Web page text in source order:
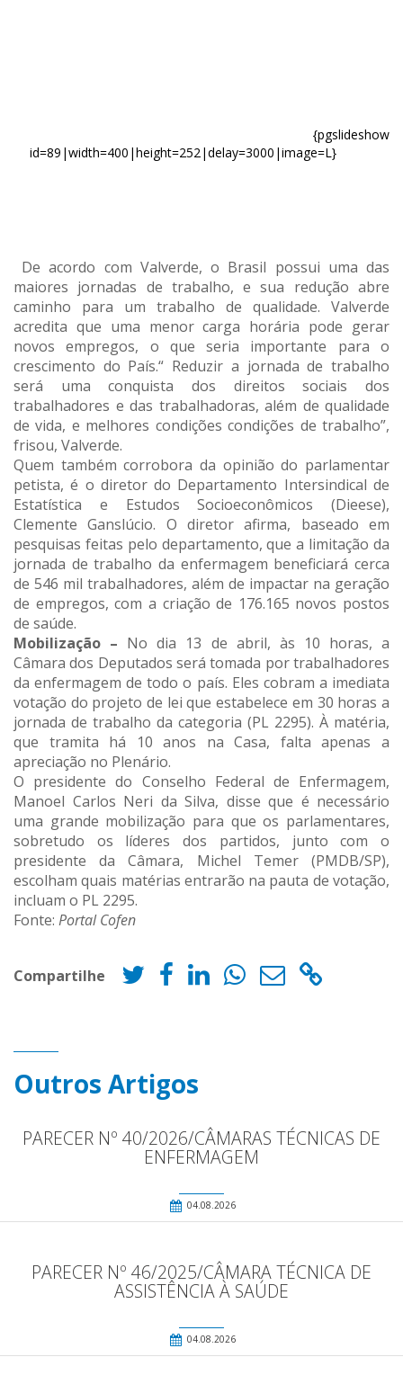
{pgslideshow
id=89|width=400|height=252|delay=3000|image=L}
De acordo com Valverde, o Brasil possui uma das
maiores jornadas de trabalho, e sua redução abre
caminho para um trabalho de qualidade. Valverde
acredita que uma menor carga horária pode gerar
novos empregos, o que seria importante para o
crescimento do País.“ Reduzir a jornada de trabalho
será uma conquista dos direitos sociais dos
trabalhadores e das trabalhadoras, além de qualidade
de vida, e melhores condições condições de trabalho”,
frisou, Valverde.
Quem também corrobora da opinião do parlamentar
petista, é o diretor do Departamento Intersindical de
Estatística e Estudos Socioeconômicos (Dieese),
Clemente Ganslúcio. O diretor afirma, baseado em
pesquisas feitas pelo departamento, que a limitação da
jornada de trabalho da enfermagem beneficiará cerca
de 546 mil trabalhadores, além de impactar na geração
de empregos, com a criação de 176.165 novos postos
de saúde.
Mobilização – No dia 13 de abril, às 10 horas, a
Câmara dos Deputados será tomada por trabalhadores
da enfermagem de todo o país. Eles cobram a imediata
votação do projeto de lei que estabelece em 30 horas a
jornada de trabalho da categoria (PL 2295). À matéria,
que tramita há 10 anos na Casa, falta apenas a
apreciação no Plenário.
O presidente do Conselho Federal de Enfermagem,
Manoel Carlos Neri da Silva, disse que é necessário
uma grande mobilização para que os parlamentares,
sobretudo os líderes dos partidos, junto com o
presidente da Câmara, Michel Temer (PMDB/SP),
escolham quais matérias entrarão na pauta de votação,
incluam o PL 2295.
Fonte: Portal Cofen
Compartilhe
Outros Artigos
PARECER Nº 40/2026/CÂMARAS TÉCNICAS DE
ENFERMAGEM
04.08.2026
PARECER Nº 46/2025/CÂMARA TÉCNICA DE
ASSISTÊNCIA À SAÚDE
04.08.2026